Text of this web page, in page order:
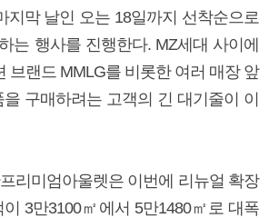
지막 날인 오는 18일까지 선착순으로
는 행사를 진행한다. MZ세대 사이에
브랜드 MMLG를 비롯한 여러 매장 앞
구매하려는 고객의 긴 대기줄이 이
리미엄아울렛은 이번에 리뉴얼 확장
3만3100㎡에서 5만1480㎡로 대폭